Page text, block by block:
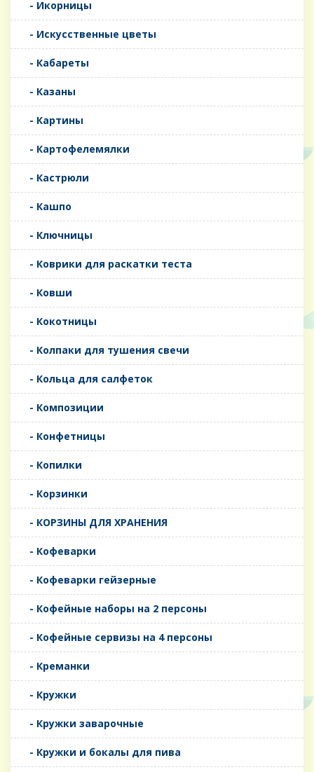
- Икорницы
- Искусственные цветы
- Кабареты
- Казаны
- Картины
- Картофелемялки
- Кастрюли
- Кашпо
- Ключницы
- Коврики для раскатки теста
- Ковши
- Кокотницы
- Колпаки для тушения свечи
- Кольца для салфеток
- Композиции
- Конфетницы
- Копилки
- Корзинки
- КОРЗИНЫ ДЛЯ ХРАНЕНИЯ
- Кофеварки
- Кофеварки гейзерные
- Кофейные наборы на 2 персоны
- Кофейные сервизы на 4 персоны
- Креманки
- Кружки
- Кружки заварочные
- Кружки и бокалы для пива